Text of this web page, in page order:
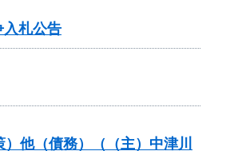
札公告
他（債務）（（主）中津川